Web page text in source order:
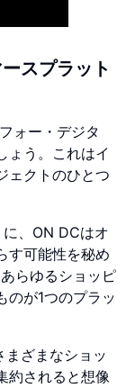
スプラット
ォー・デジタ
ょう。これはイ
ェクトのひとつ
、ON DCはオ
す可能性を秘め
らゆるショッピ
のが1つのプラッ
ざまなショッ
約されると想像